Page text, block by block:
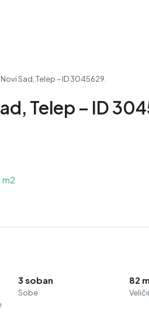
Sad, Telep – ID 3045629.
Telep – ID
3 soban
Sobe
82